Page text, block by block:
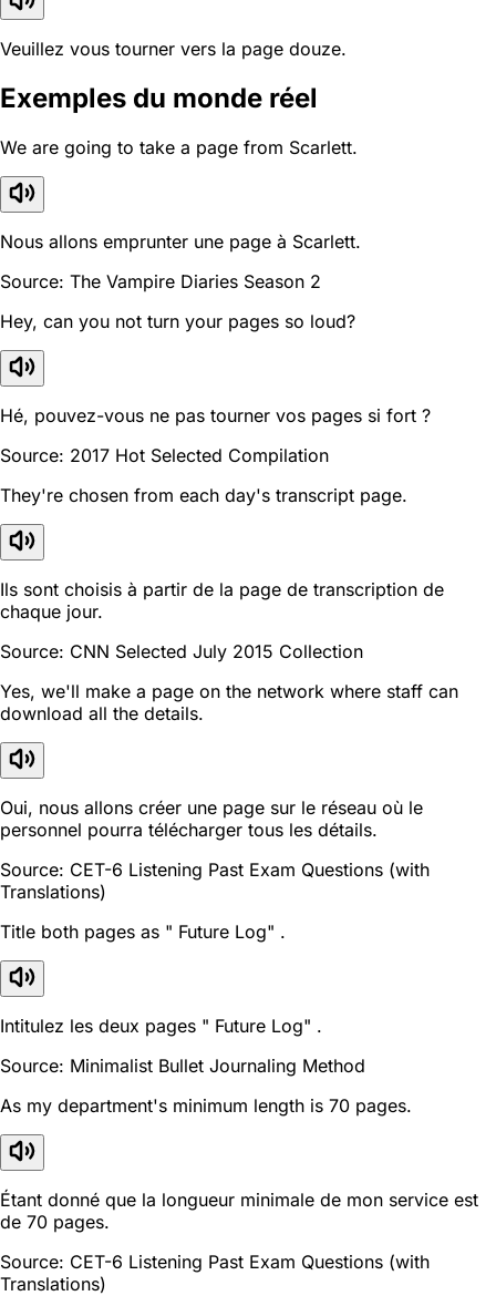
Veuillez vous tourner vers la page douze.
Exemples du monde réel
We are going to take a page from Scarlett.
Nous allons emprunter une page à Scarlett.
Source: The Vampire Diaries Season 2
Hey, can you not turn your pages so loud?
Hé, pouvez-vous ne pas tourner vos pages si fort ?
Source: 2017 Hot Selected Compilation
They're chosen from each day's transcript page.
Ils sont choisis à partir de la page de transcription de
chaque jour.
Source: CNN Selected July 2015 Collection
Yes, we'll make a page on the network where staff can
download all the details.
Oui, nous allons créer une page sur le réseau où le
personnel pourra télécharger tous les détails.
Source: CET-6 Listening Past Exam Questions (with
Translations)
Title both pages as " Future Log" .
Intitulez les deux pages " Future Log" .
Source: Minimalist Bullet Journaling Method
As my department's minimum length is 70 pages.
Étant donné que la longueur minimale de mon service est
de 70 pages.
Source: CET-6 Listening Past Exam Questions (with
Translations)